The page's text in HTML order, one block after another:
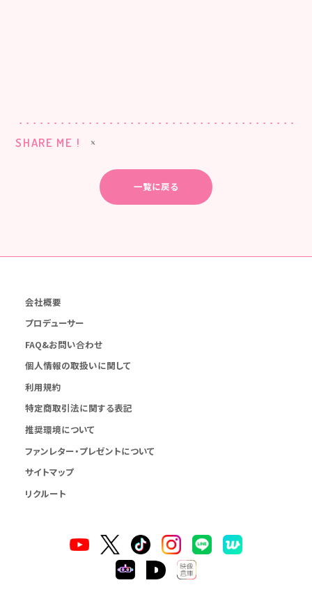
SHARE ME !
一覧に戻る
会社概要
プロデューサー
FAQ&お問い合わせ
個人情報の取扱いに関して
利用規約
特定商取引法に関する表記
推奨環境について
ファンレター・プレゼントについて
サイトマップ
リクルート